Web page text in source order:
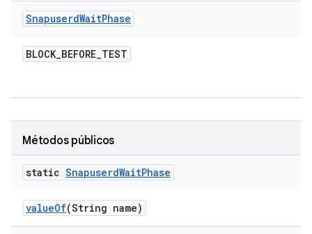
SnapuserdWaitPhase
BLOCK_BEFORE_TEST
Métodos públicos
static SnapuserdWaitPhase
valueOf(String name)